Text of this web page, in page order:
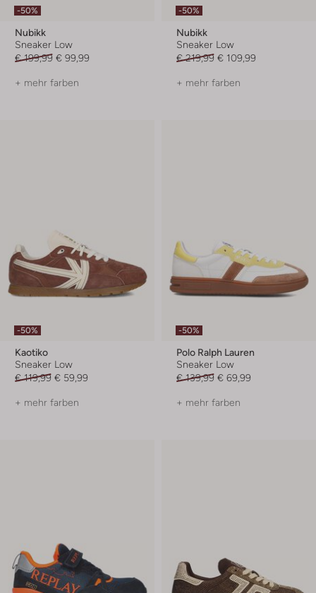
-50%
Nubikk
Sneaker Low
€ 199,99 € 99,99
+ mehr farben
-50%
Nubikk
Sneaker Low
€ 219,99 € 109,99
+ mehr farben
-50%
Kaotiko
Sneaker Low
€ 119,99 € 59,99
+ mehr farben
-50%
Polo Ralph Lauren
Sneaker Low
€ 139,99 € 69,99
+ mehr farben